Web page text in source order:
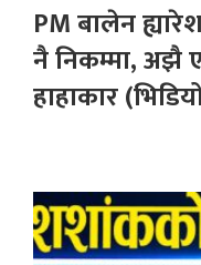
PM बालेन
नै निकम्मा, अझै
हाहाकार